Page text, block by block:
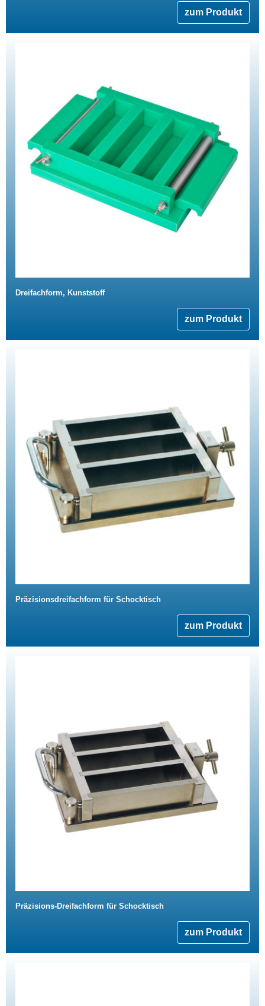
zum Produkt
Dreifachform, Kunststoff
zum Produkt
Präzisionsdreifachform für Schocktisch
zum Produkt
Präzisions-Dreifachform für Schocktisch
zum Produkt